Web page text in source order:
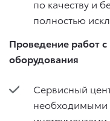
по качеству и
полностью
Проведение работ
оборудования
Сервисный
необходимыми